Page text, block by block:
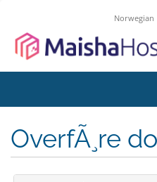
Norwegian
OverfÃ¸re